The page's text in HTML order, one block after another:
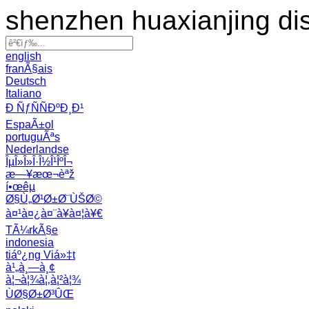
shenzhen huaxianjing
english
franÃ§ais
Deutsch
Italiano
Ð ÑƒÑÑÐºÐ¸Ð¹
EspaÃ±ol
portuguÃªs
Nederlandse
ÎµÎ»Î»Î·Î½Î¹ÎºÎ¬
æ—¥æœ¬èªž
í•œêµ­
Ø§Ù„Ø¹Ø±Ø¨ÙŠØ©
à¤¹à¤¿à¤¨à¥à¤¦à¥€
TÃ¼rkÃ§e
indonesia
tiáº¿ng Viá»‡t
à¹„à¸—à¸¢
à¦¬à¦¾à¦‚à¦²à¦¾
ÙØ§Ø±Ø³ÛŒ